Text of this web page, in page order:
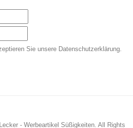
Sie unsere Datenschutzerklärung.
- Werbeartikel Süßigkeiten. All Rights